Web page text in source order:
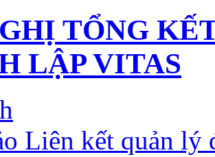
TỔNG
LẬP VITAS